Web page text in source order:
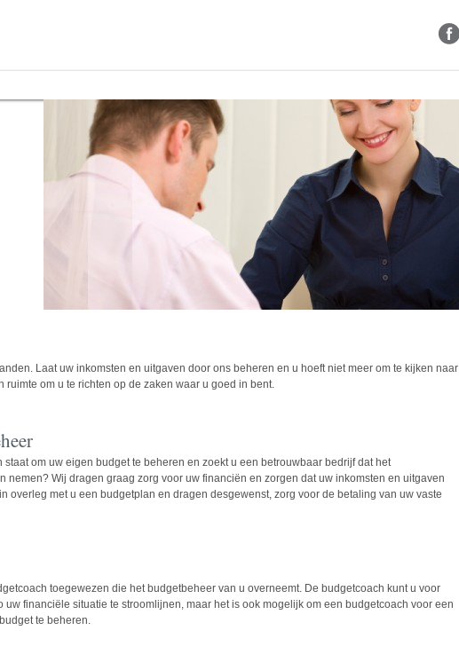
Laat uw inkomsten en uitgaven door ons beheren en u hoeft niet meer om te kijken naar
ruimte om u te richten op de zaken waar u goed in bent.
staat om uw eigen budget te beheren en zoekt u een betrouwbaar bedrijf dat het
nemen? Wij dragen graag zorg voor uw financiën en zorgen dat uw inkomsten en uitgaven
overleg met u een budgetplan en dragen desgewenst, zorg voor de betaling van uw vaste
toegewezen die het budgetbeheer van u overneemt. De budgetcoach kunt u voor
uw financiële situatie te stroomlijnen, maar het is ook mogelijk om een budgetcoach voor een
te beheren.